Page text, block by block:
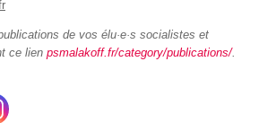
de vos élu·e·s socialistes et
ce lien psmalakoff.fr/category/publications/.